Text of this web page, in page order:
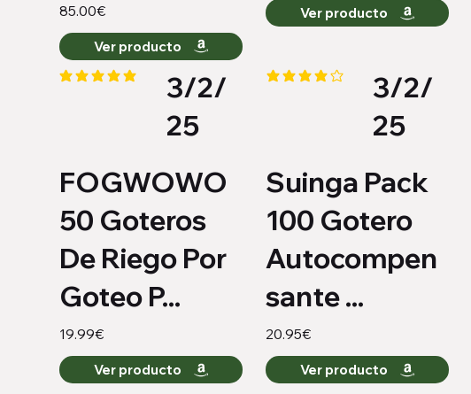
85.00€
Ver producto
Ver producto
la calificación promedio es 5 de 5
3/2/
25
FOGWOWO
50 Goteros
De Riego Por
Goteo P...
19.99€
Ver producto
la calificación promedio es 4.1 de 5
3/2/
25
Suinga Pack
100 Gotero
Autocompen
sante ...
20.95€
Ver producto